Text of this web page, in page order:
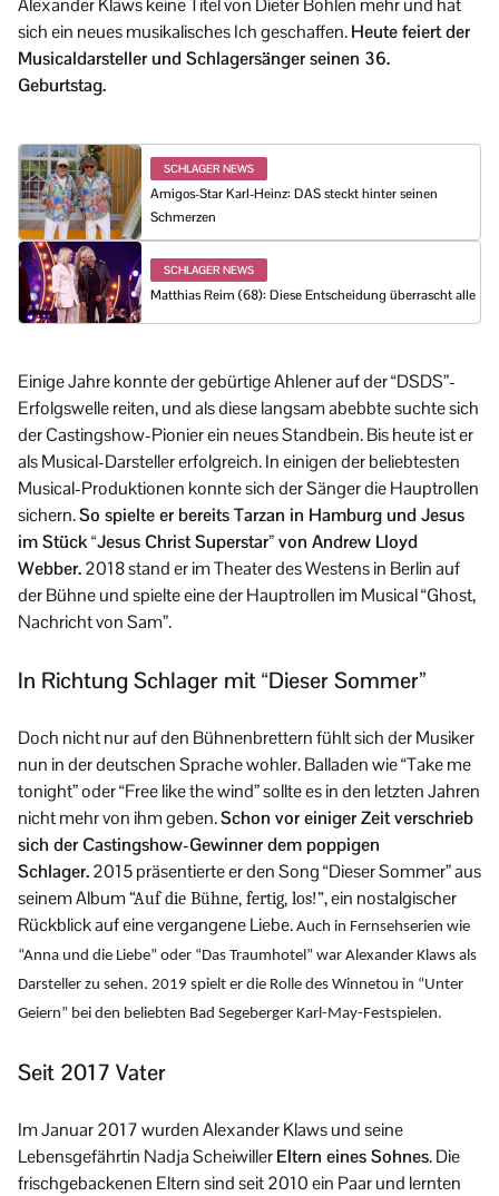
Alexander Klaws keine Titel von Dieter Bohlen mehr und hat
sich ein neues musikalisches Ich geschaffen.Heute feiert der
Musicaldarsteller und Schlagersänger seinen 36.
Geburtstag.
SCHLAGER NEWS
Amigos-Star Karl-Heinz: DAS steckt hinter seinen
Schmerzen
SCHLAGER NEWS
Matthias Reim (68): Diese Entscheidung überrascht alle
Einige Jahre konnte der gebürtige Ahlener auf der “DSDS”-
Erfolgswelle reiten, und als diese langsam abebbte suchte sich
der Castingshow-Pionier ein neues Standbein. Bis heute ist er
als Musical-Darsteller erfolgreich. In einigen der beliebtesten
Musical-Produktionen konnte sich der Sänger die Hauptrollen
sichern.So spielte er bereits Tarzan in Hamburg und Jesus
im Stück “Jesus Christ Superstar” von Andrew Lloyd
Webber.2018 stand er im Theater des Westens in Berlin auf
der Bühne und spielte eine der Hauptrollen im Musical “Ghost,
Nachricht von Sam”.
In Richtung Schlager mit “Dieser Sommer”
Doch nicht nur auf den Bühnenbrettern fühlt sich der Musiker
nun in der deutschen Sprache wohler. Balladen wie “Take me
tonight” oder “Free like the wind” sollte es in den letzten Jahren
nicht mehr von ihm geben.Schon vor einiger Zeit verschrieb
sich der Castingshow-Gewinner dem poppigen
Schlager.2015 präsentierte er den Song “Dieser Sommer” aus
seinem Album“Auf die Bühne, fertig, los!”, ein nostalgischer
Rückblick auf eine vergangene Liebe. Auch in Fernsehserien wie
“Anna und die Liebe” oder “Das Traumhotel” war Alexander Klaws als
Darsteller zu sehen. 2019 spielt er die Rolle des Winnetou in “Unter
Geiern” bei den beliebten Bad Segeberger Karl-May-Festspielen.
Seit 2017 Vater
Im Januar 2017 wurden Alexander Klaws und seine
Lebensgefährtin Nadja ScheiwillerEltern eines Sohnes. Die
frischgebackenen Eltern sind seit 2010 ein Paar und lernten